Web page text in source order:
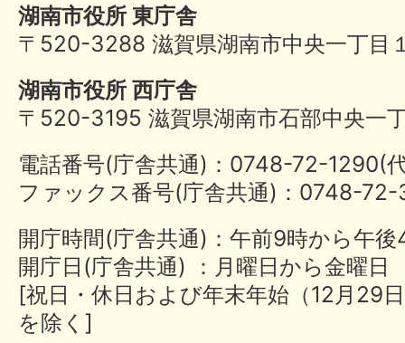
湖南市役所 東庁舎
〒520-3288 滋賀県湖南市中央一丁目
湖南市役所 西庁舎
〒520-3195 滋賀県湖南市石部中央一
電話番号(庁舎共通)：0748-72-
ファックス番号(庁舎共通)：0748-
開庁時間(庁舎共通)：午前9時から午
開庁日(庁舎共通) ：月曜日から金曜日
[祝日・休日および年末年始（12月29
を除く]